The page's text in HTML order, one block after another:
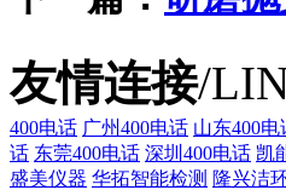
友情连接/
400电话 广州400电话 山东400电
话 东莞400电话 深圳400电话 凯
盛美仪器 华拓智能检测 隆兴洁